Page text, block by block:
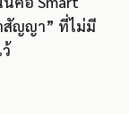
สัญญา” ที่ไม่มี